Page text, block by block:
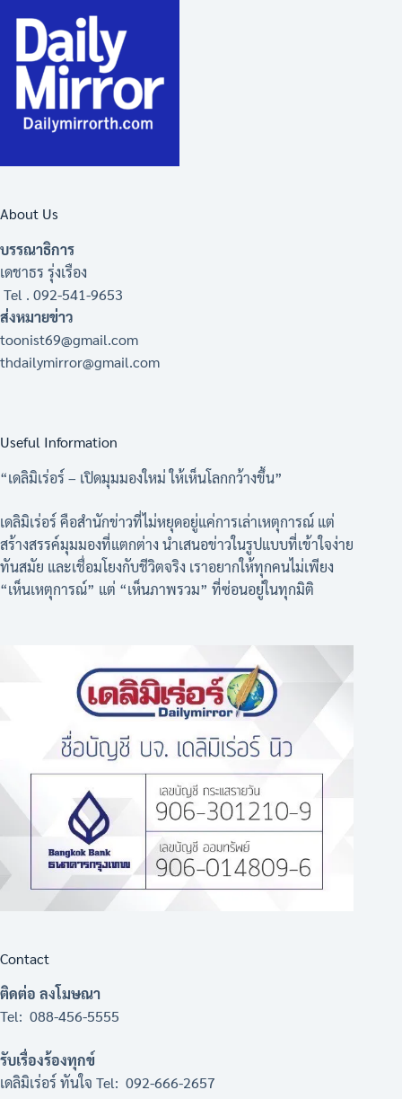
About Us
บรรณาธิการ
เดชาธร รุ่งเรือง
Tel . 092-541-9653
ส่งหมายข่าว
toonist69@gmail.com
thdailymirror@gmail.com
Useful Information
“เดลิมิเร่อร์ – เปิดมุมมองใหม่ ให้เห็นโลกกว้างขึ้น”
เดลิมิเร่อร์ คือสำนักข่าวที่ไม่หยุดอยู่แค่การเล่าเหตุการณ์ แต่
สร้างสรรค์มุมมองที่แตกต่าง นำเสนอข่าวในรูปแบบที่เข้าใจง่าย
ทันสมัย และเชื่อมโยงกับชีวิตจริง เราอยากให้ทุกคนไม่เพียง
“เห็นเหตุการณ์” แต่ “เห็นภาพรวม” ที่ซ่อนอยู่ในทุกมิติ
Contact
ติดต่อ ลงโมษณา
Tel: 088-456-5555
รับเรื่องร้องทุกข์
เดลิมิเร่อร์ ทันใจ Tel: 092-666-2657